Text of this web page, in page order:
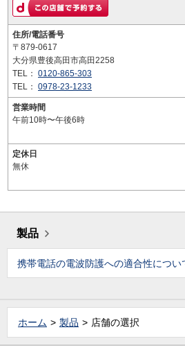
住所/電話番号
〒879-0617
大分県豊後高田市高田2258
TEL： 0120-865-303
TEL： 0978-23-1233
営業時間
午前10時〜午後6時
定休日
無休
製品
携帯電話の電波防護への適合性につい
ホーム 製品 店舗の選択